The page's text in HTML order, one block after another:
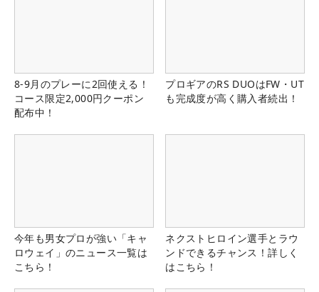
8-9月のプレーに2回使える！
コース限定2,000円クーポン
配布中！
プロギアのRS DUOはFW・UT
も完成度が高く購入者続出！
今年も男女プロが強い「キャ
ロウェイ」のニュース一覧は
こちら！
ネクストヒロイン選手とラウ
ンドできるチャンス！詳しく
はこちら！